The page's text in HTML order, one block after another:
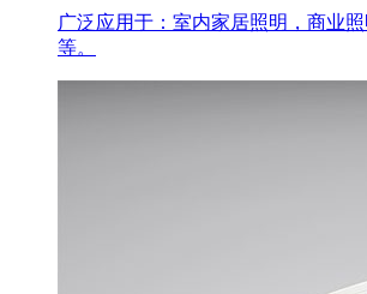
广泛应用于：室内家居照明，商业
等。